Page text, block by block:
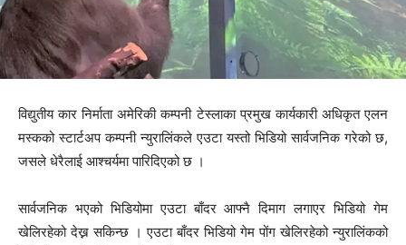
विद्युतीय कार निर्माता अमेरिकी कम्पनी टेस्लाका प्रमुख कार्यकारी अधिकृत एलन
मस्कको स्टार्टअप कम्पनी न्युरालिंकले एउटा यस्तो भिडियो सार्वजनिक गरेको छ,
जसले धेरैलाई आश्चर्यमा पारिदिएको छ ।
सार्वजनिक भएको भिडियोमा एउटा बाँदर आफ्नै दिमाग लगाएर भिडियो गेम
खेलिरहेको देख्न सकिन्छ । एउटा बाँदर भिडियो गेम पोंग खेलिरहेको न्युरालिंकको